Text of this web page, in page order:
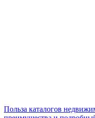
Польза каталогов